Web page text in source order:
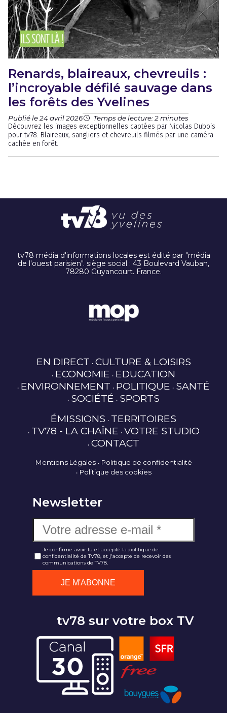
Renards, blaireaux, chevreuils :
l’incroyable défilé sauvage dans
les forêts des Yvelines
Publié le 24 avril 2026 Temps de lecture: 2 minutes
Découvrez les images exceptionnelles captées par Nicolas Dubois
pour tv78. Blaireaux, sangliers et chevreuils filmés par une caméra
cachée en forêt.
tv78 média d'informations locales est édité par "média
de l'ouest parisien". siège social : 43 Boulevard Vauban,
78280 Guyancourt. France.
EN DIRECT CULTURE & LOISIRS
ECONOMIE EDUCATION
ENVIRONNEMENT POLITIQUE SANTÉ
SOCIÉTÉ SPORTS
ÉMISSIONS TERRITOIRES
TV78 - LA CHAÎNE VOTRE STUDIO
CONTACT
Mentions Légales
Politique de confidentialité
Politique des cookies
Newsletter
Je confirme avoir lu et accepté la politique de
confidentialité de TV78, et j'accepte de recevoir des
communications de TV78.
tv78 sur votre box TV